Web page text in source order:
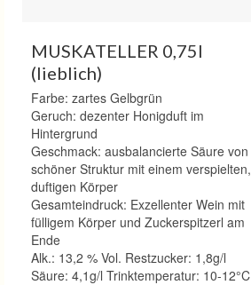
MUSKATELLER 0,75l
(lieblich)
Farbe: zartes Gelbgrün
Geruch: dezenter Honigduft im
Hintergrund
Geschmack: ausbalancierte Säure von
schöner Struktur mit einem verspielten,
duftigen Körper
Gesamteindruck: Exzellenter Wein mit
fülligem Körper und Zuckerspitzerl am
Ende
Alk.: 13,2 % Vol. Restzucker: 1,8g/l
Säure: 4,1g/l Trinktemperatur: 10-12°C